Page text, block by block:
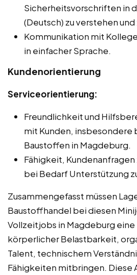
Sicherheitsvorschriften in
(Deutsch) zu verstehen
Kommunikation mit
in einfacher Sprache.
Kundenorientierung
Serviceorientierung:
Freundlichkeit und
mit Kunden, insbesondere
Baustoffen in Magdeburg.
Fähigkeit,
bei Bedarf Unterstützung
Zusammengefasst müssen
Baustoffhandel bei diesen
Vollzeitjobs in Magdeburg eine
körperlicher Belastbarkeit,
Talent, technischem
Fähigkeiten mitbringen. Diese